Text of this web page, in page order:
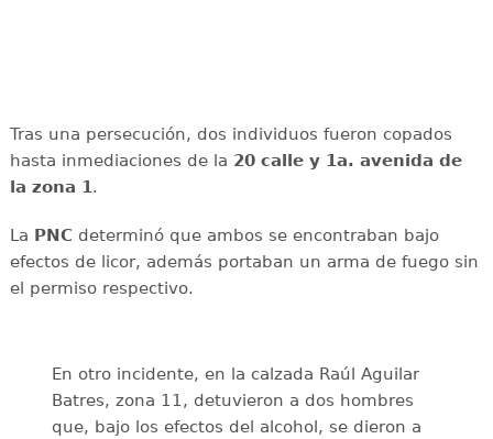
Tras una persecución, dos individuos fueron copados
hasta inmediaciones de la 20 calle y 1a. avenida de
la zona 1.
La PNC determinó que ambos se encontraban bajo
efectos de licor, además portaban un arma de fuego sin
el permiso respectivo.
En otro incidente, en la calzada Raúl Aguilar
Batres, zona 11, detuvieron a dos hombres
que, bajo los efectos del alcohol, se dieron a